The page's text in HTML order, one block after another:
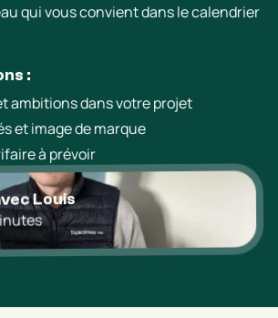
Louis
qui vous convient dans le calendrier
:
ambitions dans votre projet
et image de marque
à prévoir